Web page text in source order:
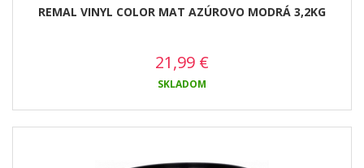
REMAL VINYL COLOR MAT AZÚROVO MODRÁ 3,2KG
21,99 €
SKLADOM